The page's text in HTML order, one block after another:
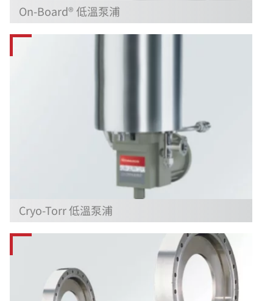
On-Board® 低溫泵浦
Cryo-Torr 低溫泵浦